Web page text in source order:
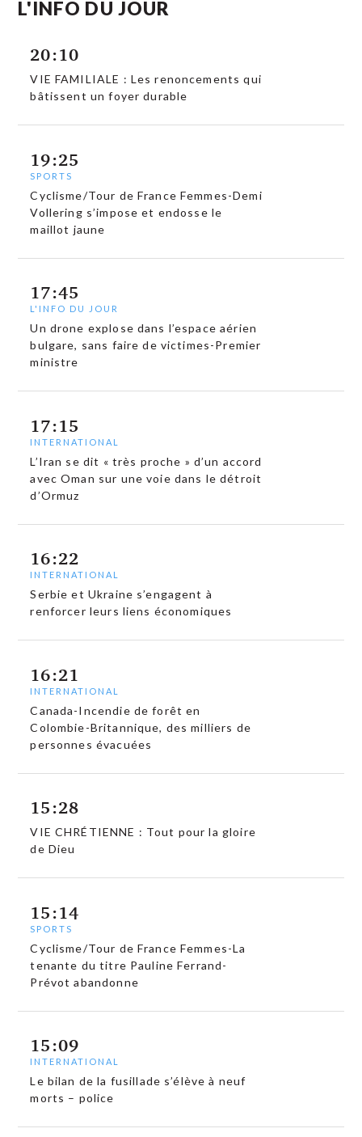
L'INFO DU JOUR
20:10
VIE FAMILIALE : Les renoncements qui
bâtissent un foyer durable
19:25
SPORTS
Cyclisme/Tour de France Femmes-Demi
Vollering s’impose et endosse le
maillot jaune
17:45
L'INFO DU JOUR
Un drone explose dans l’espace aérien
bulgare, sans faire de victimes-Premier
ministre
17:15
INTERNATIONAL
L’Iran se dit « très proche » d’un accord
avec Oman sur une voie dans le détroit
d’Ormuz
16:22
INTERNATIONAL
Serbie et Ukraine s’engagent à
renforcer leurs liens économiques
16:21
INTERNATIONAL
Canada-Incendie de forêt en
Colombie-Britannique, des milliers de
personnes évacuées
15:28
VIE CHRÉTIENNE : Tout pour la gloire
de Dieu
15:14
SPORTS
Cyclisme/Tour de France Femmes-La
tenante du titre Pauline Ferrand-
Prévot abandonne
15:09
INTERNATIONAL
Le bilan de la fusillade s’élève à neuf
morts – police